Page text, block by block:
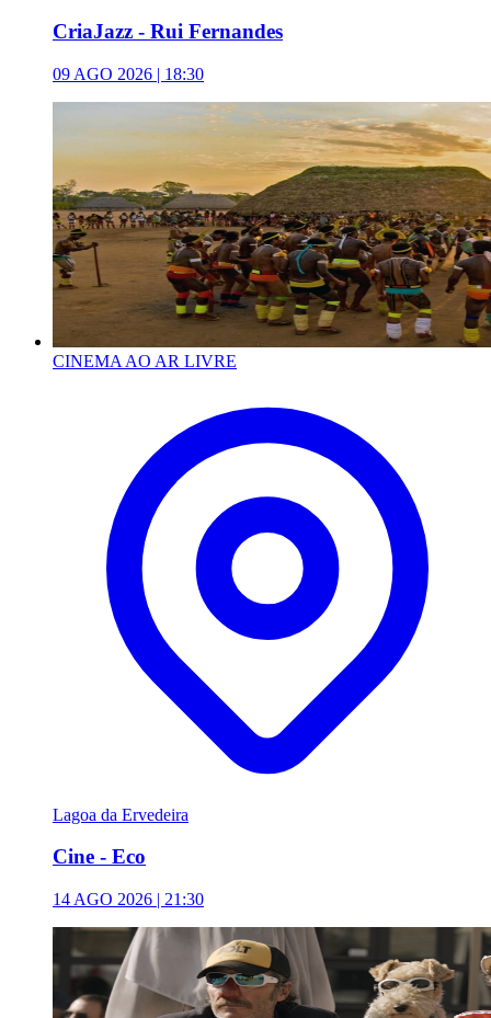
CriaJazz - Rui Fernandes
09 AGO 2026 | 18:30
CINEMA AO AR LIVRE
Lagoa da Ervedeira
Cine - Eco
14 AGO 2026 | 21:30